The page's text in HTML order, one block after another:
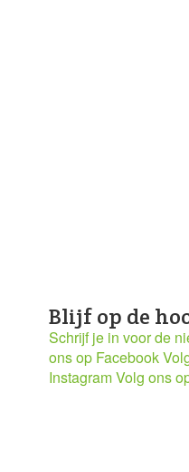
Blijf op de
Schrijf je in voor de
ons op Facebook
InstagramVolg ons